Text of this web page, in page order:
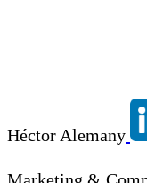
Héctor Alemany
Marketing &